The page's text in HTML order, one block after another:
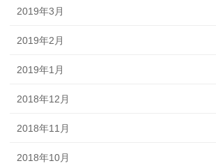
2019年3月
2019年2月
2019年1月
2018年12月
2018年11月
2018年10月